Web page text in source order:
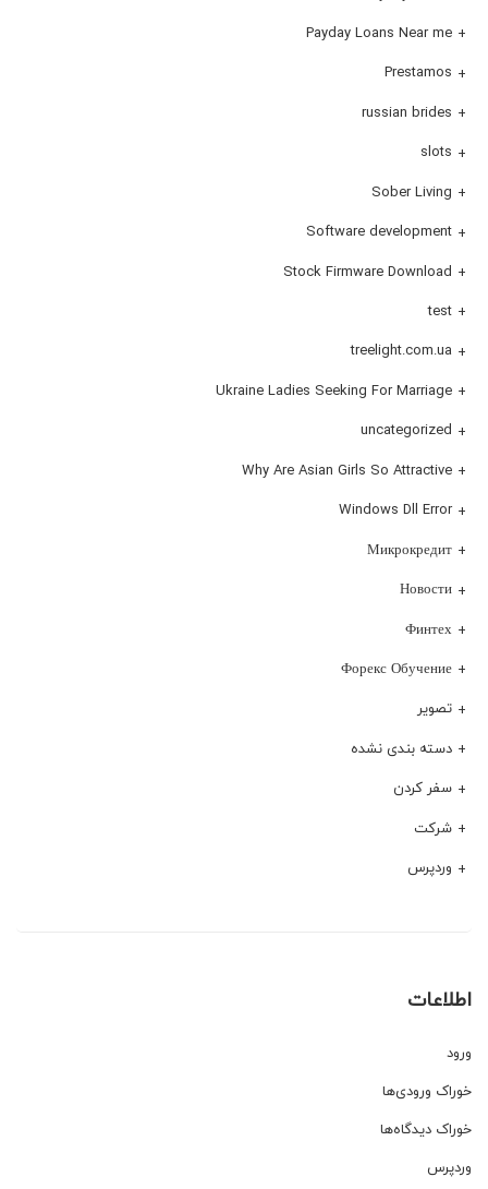
Payday Loans Near me
Prestamos
russian brides
slots
Sober Living
Software development
Stock Firmware Download
test
treelight.com.ua
Ukraine Ladies Seeking For Marriage
uncategorized
Why Are Asian Girls So Attractive
Windows Dll Error
Микрокредит
Новости
Финтех
Форекс Обучение
تصویر
دسته بندی نشده
سفر کردن
شرکت
وردپرس
اطلاعات
ورود
خوراک ورودی‌ها
خوراک دیدگاه‌ها
وردپرس